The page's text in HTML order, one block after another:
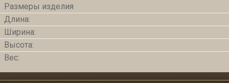
Размеры изделия
Длина:
Ширина:
Высота:
Вес: